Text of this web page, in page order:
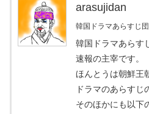
arasujidan
韓国ドラマあらすじ
韓国ドラマあらす
速報の主宰です。
ほんとうは朝鮮王
ドラマのあらすじ
そのほかにも以下